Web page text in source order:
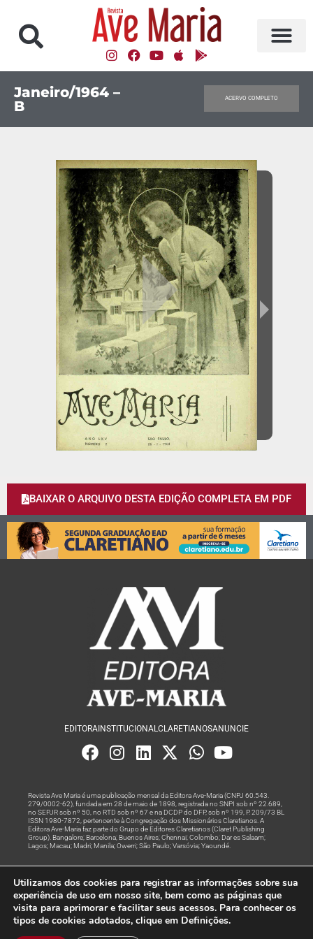
Janeiro/1964 –
B
ACERVO COMPLETO
BAIXAR O ARQUIVO DESTA EDIÇÃO COMPLETA EM PDF
EDITORA INSTITUCIONALCLARETIANOSANUNCIE
Revista Ave Maria é uma publicação mensal da Editora Ave-Maria (CNPJ 60.543.
279/0002-62), fundada em 28 de maio de 1898, registrada no SNPI sob nº 22.689,
no SEPJR sob nº 50, no RTD sob nº 67 e na DCDP do DFP, sob nº 199, P. 209/73 BL
ISSN 1980-7872, pertencente à Congregação dos Missionários Claretianos. A
Editora Ave-Maria faz parte do Grupo de Editores Claretianos (Claret Publishing
Group). Bangalore; Barcelona; Buenos Aires; Chennai; Colombo; Dar es Salaam;
Lagos; Macau; Madri; Manila; Owerri; São Paulo; Varsóvia; Yaoundé.
Rede
© Todos os Direitos Reservados
Utilizamos dos cookies para registrar as informações sobre sua
experiência de uso em nosso site, bem como as páginas que
visita para aprimorar e facilitar seus acessos. Para conhecer os
tipos de cookies adotados, clique em Definições.